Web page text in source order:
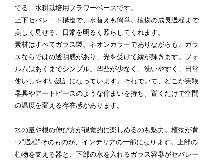
てる、水耕栽培用フラワーベースです。
上下セパレート構造で、水替えも簡単。植物の成長過程まで
美しく見せる、日常を明るく照らしてくれます。
素材はすべてガラス製。ネオンカラーでありながらも、ガラ
スならではの透明感があり、光を受けて縁が輝きます。フォ
ルムはあくまでシンプル。凹凸が少なく、洗いやすく、日常
使いしやすい設計になっています。それでいて、どこか実験
器具やアートピースのような佇まいを持ち、置くだけで空間
の温度を変える存在感があります。
水の量や根の伸び方が視覚的に楽しめるのも魅力。植物が育
つ“過程”そのものが、インテリアの一部になります。上部の
植物を支える器と、下部の水を入れるガラス容器がセパレー